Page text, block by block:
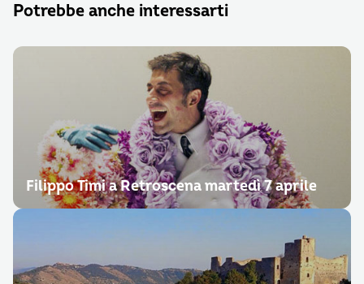
Potrebbe anche interessarti
Filippo Timi a Retroscena martedì 7 aprile